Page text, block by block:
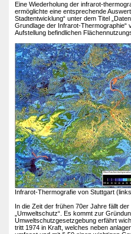
Eine Wiederholung der infrarot-
ermöglichte eine entsprechende
Stadtentwicklung“ unter dem Titel
Grundlage der Infrarot-Thermographie“
Aufstellung befindlichen
Infrarot-Thermografie von Stuttgart
In die Zeit der frühen 70er Jahre fällt
„Umweltschutz“. Es kommt zur
Umweltschutzgesetzgebung erfährt
tritt 1974 in Kraft, welches neben